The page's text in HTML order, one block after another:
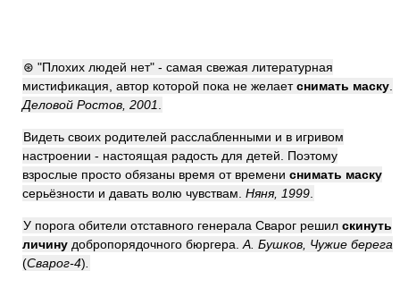
⊛ "Плохих людей нет" - самая свежая литературная
мистификация, автор которой пока не желаетснимать маску
Деловой Ростов, 2001
Видеть своих родителей расслабленными и в игривом
настроении - настоящая радость для детей. Поэтому
взрослые просто обязаны время от времени снимать маску
серьёзности и давать волю чувствам. Няня, 1999
У порога обители отставного генерала Сварог решил скинуть
личину добропорядочного бюргера. А. Бушков, Чужие берега
(Сварог-4)